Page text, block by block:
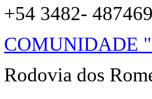
+54 3482- 487469
COMUNIDADE
Rodovia dos